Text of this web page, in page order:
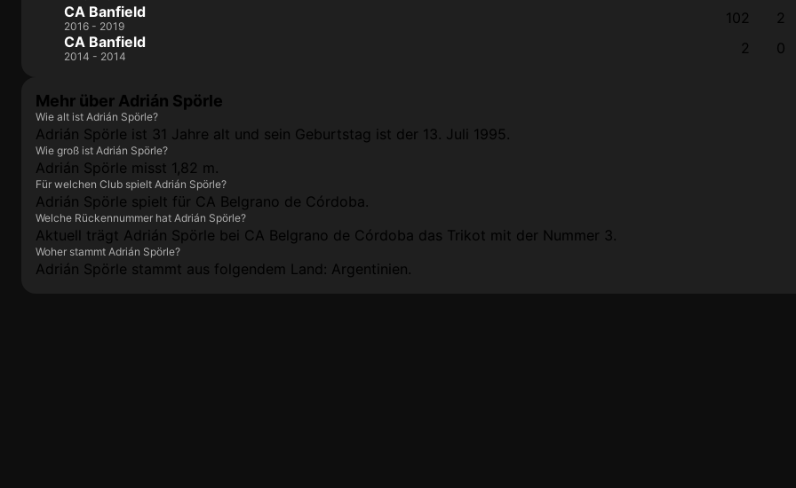
CA Banfield
2016 - 2019 102
2
CA Banfield
2014 - 2014 2 0
Mehr über Adrián Spörle
Wie alt ist Adrián Spörle?
Adrián Spörle ist 31 Jahre alt und sein Geburtstag ist der 13. Juli 1995.
Wie groß ist Adrián Spörle?
Adrián Spörle misst 1,82 m.
Für welchen Club spielt Adrián Spörle?
Adrián Spörle spielt für CA Belgrano de Córdoba.
Welche Rückennummer hat Adrián Spörle?
Aktuell trägt Adrián Spörle bei CA Belgrano de Córdoba das Trikot mit der Nummer 3.
Woher stammt Adrián Spörle?
Adrián Spörle stammt aus folgendem Land: Argentinien.